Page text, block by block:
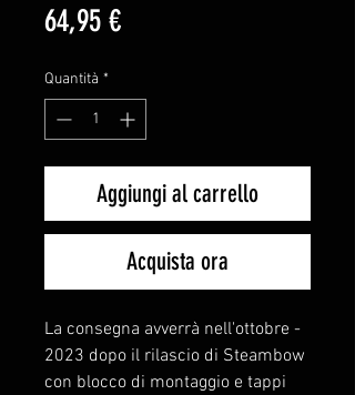
64,95 €Prezzo
Quantità *
Aggiungi al carrello
Acquista ora
- La consegna avverrà nell'ottobre
2023 dopo il rilascio di Steambow
con blocco di montaggio e tappi